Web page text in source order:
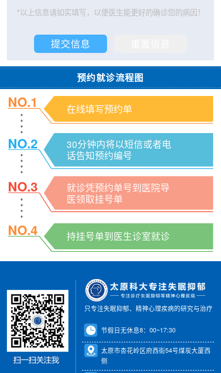
*以上信息请如实填写，以便医生能更好的确诊您的病因！
预约就诊流程图
NO.1 在线填写预约单
NO.2
30分钟内将以短信或者电
话告知预约编号
NO.3
就诊凭预约单号到医院导
医领取挂号单
NO.4 持挂号单到医生诊室就诊
只专注失眠抑郁、精神心理疾病的研究与治疗
节假日无休息8：00~17:30
太原市杏花岭区府西街54号煤炭大厦西
侧